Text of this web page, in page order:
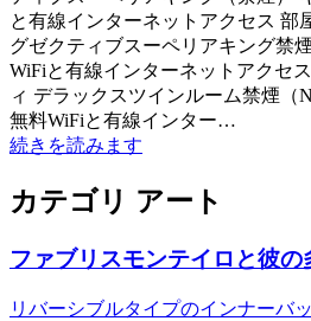
と有線インターネットアクセス 部
グゼクティブスーペリアキング禁
WiFiと有線インターネットアクセ
ィ デラックスツインルーム禁煙（
無料WiFiと有線インター…
続きを読みます
カテゴリ アート
ファブリスモンテイロと彼の
リバーシブルタイプのインナーバ